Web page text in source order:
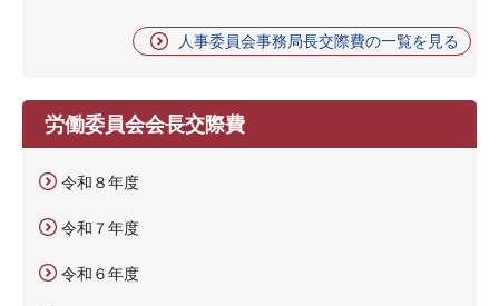
人事委員会事務局長交際費の一覧を見る
労働委員会会長交際費
令和８年度
令和７年度
令和６年度